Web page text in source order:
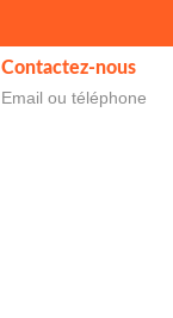
Contactez-nous
Email ou téléphone